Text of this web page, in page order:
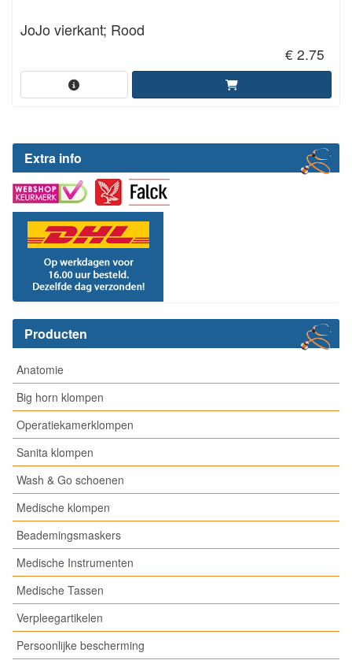
Extra info
Producten
Anatomie
Big horn klompen
Operatiekamerklompen
Sanita klompen
Wash & Go schoenen
Medische klompen
Beademingsmaskers
Medische Instrumenten
Medische Tassen
Verpleegartikelen
Persoonlijke bescherming
JoJo vierkant; Rood
€ 2.75